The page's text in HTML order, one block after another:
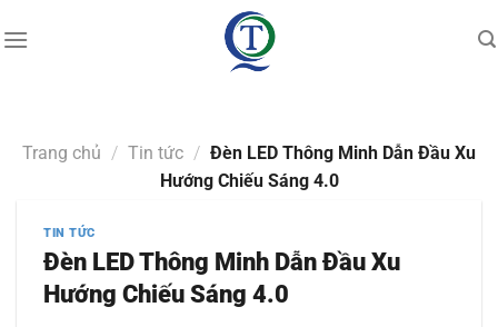
to
Trang chủ / Tin tức / Đèn LED Thông Minh Dẫn Đầu Xu
Hướng Chiếu Sáng 4.0
TIN TỨC
Đèn LED Thông Minh Dẫn Đầu Xu
Hướng Chiếu Sáng 4.0